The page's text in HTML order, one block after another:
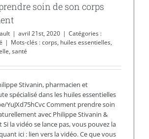
soin de son corps
| avril 21st, 2020 | Catégories :
| Mots-clés :corps, huiles essentielles,
, santé
Stivanin, pharmacien et
spécialisé dans les huiles essentielles
YuJXd75hCvc Comment prendre soin
avec Philippe Stivanin &
la vidéo se lance pas, vous pouvez la
ici : lien vers la vidéo. Ce que vous